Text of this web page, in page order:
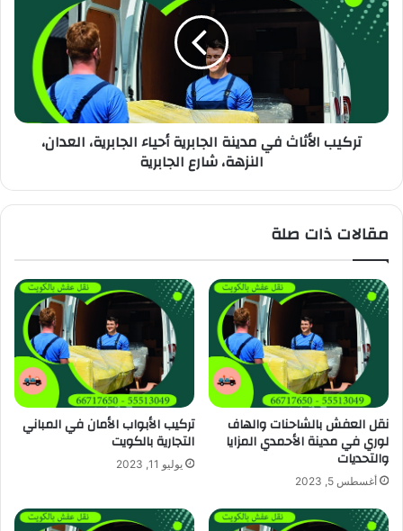
تركيب الأثاث في مدينة الجابرية أحياء الجابرية، العدان،
النزهة، شارع الجابرية
مقالات ذات صلة
نقل العفش بالشاحنات والهاف
لوري في مدينة الأحمدي المزايا
والتحديات
أغسطس 5, 2023
تركيب الأبواب الأمان في المباني
التجارية بالكويت
يوليو 11, 2023